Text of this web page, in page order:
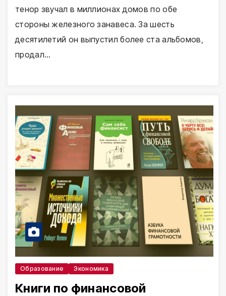
тенор звучал в миллионах домов по обе
стороны железного занавеса. За шесть
десятилетий он выпустил более ста альбомов,
продал…
Образование Экономика
Книги по финансовой